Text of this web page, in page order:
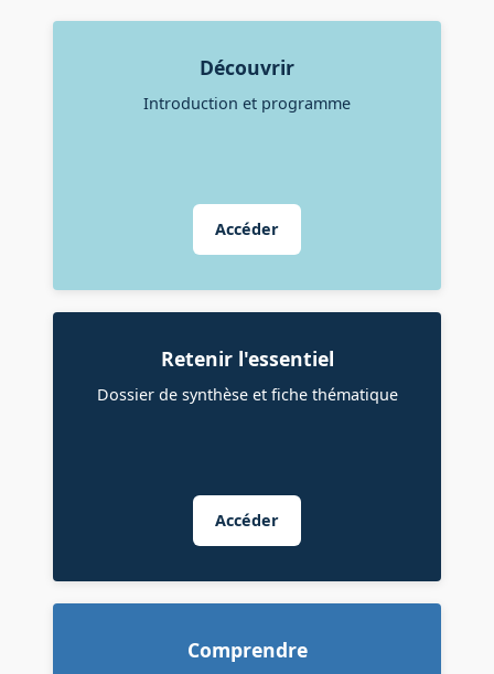
Découvrir
Introduction et programme
Accéder
Retenir l'essentiel
Dossier de synthèse et fiche thématique
Accéder
Comprendre